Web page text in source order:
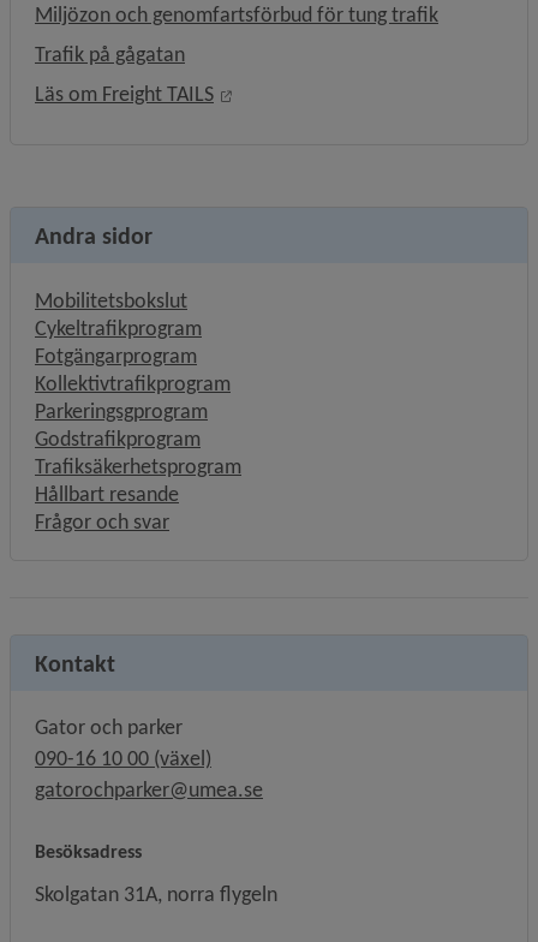
Miljözon och genomfartsförbud för tung trafik
Trafik på gågatan
Läs om Freight TAILS
Länk till annan webbplats, öppnas
Andra sidor
Mobilitetsbokslut
Cykeltrafikprogram
Fotgängarprogram
Kollektivtrafikprogram
Parkeringsgprogram
Godstrafikprogram
Trafiksäkerhetsprogram
Hållbart resande
Frågor och svar
Kontakt
Gator och parker
090-16 10 00 (växel)
gatorochparker@umea.se
Besöksadress
Skolgatan 31A, norra flygeln